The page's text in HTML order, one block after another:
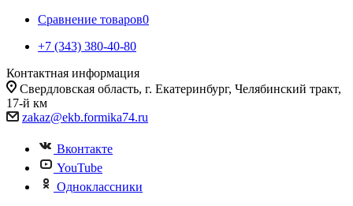
Сравнение товаров0
+7 (343) 380-40-80
Контактная информация
Свердловская область, г. Екатеринбург, Челябинский тракт,
17-й км
zakaz@ekb.formika74.ru
Вконтакте
YouTube
Одноклассники